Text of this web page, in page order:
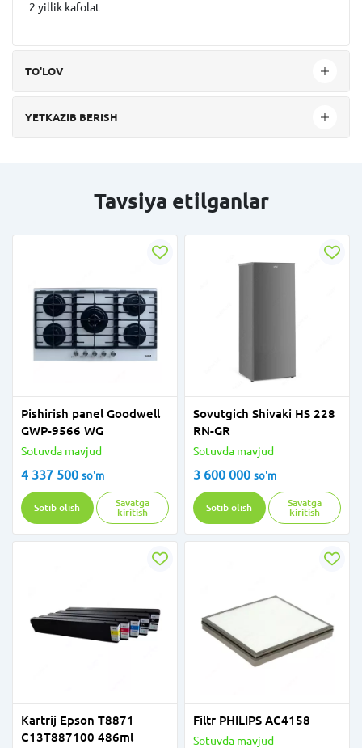
2 yillik kafolat
TO'LOV
YETKAZIB BERISH
Tavsiya etilganlar
Pishirish panel Goodwell
GWP-9566 WG
Sotuvda mavjud
4 337 500 so'm
Sotib olish
Savatga
kiritish
Sovutgich Shivaki HS 228
RN-GR
Sotuvda mavjud
3 600 000 so'm
Sotib olish
Savatga
kiritish
Kartrij Epson T8871
C13T887100 486ml
Filtr PHILIPS AC4158
Sotuvda mavjud